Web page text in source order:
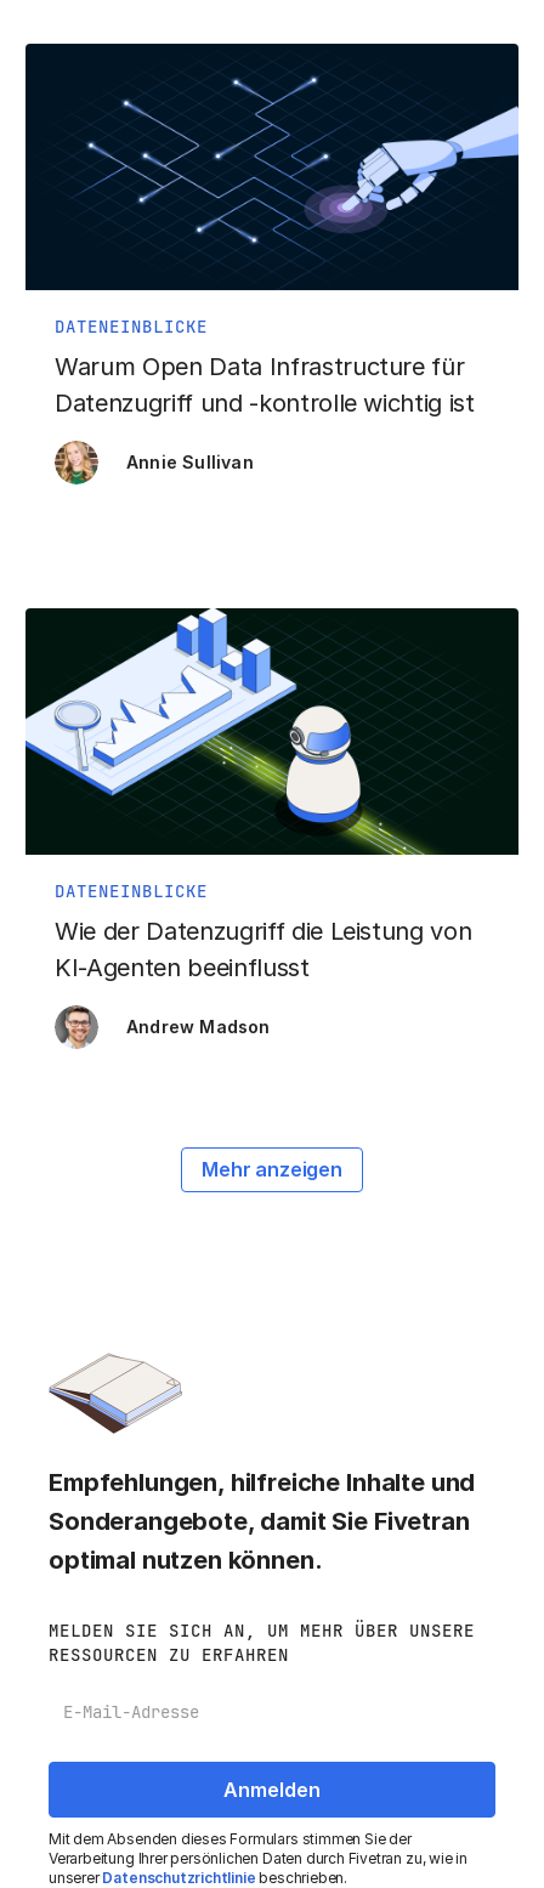
DATENEINBLICKE
Warum Open Data Infrastructure für
Datenzugriff und -kontrolle wichtig ist
Annie Sullivan
DATENEINBLICKE
Wie der Datenzugriff die Leistung von
KI-Agenten beeinflusst
Andrew Madson
Mehr anzeigen
Empfehlungen, hilfreiche Inhalte und
Sonderangebote, damit Sie Fivetran
optimal nutzen können.
MELDEN SIE SICH AN, UM MEHR ÜBER UNSERE
RESSOURCEN ZU ERFAHREN
Mit dem Absenden dieses Formulars stimmen Sie der
Verarbeitung Ihrer persönlichen Daten durch Fivetran zu, wie in
unsererDatenschutzrichtlinie beschrieben.